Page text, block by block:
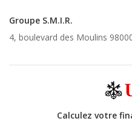
Groupe S.M.I.R.
4, boulevard des Moulins
Calculez votre